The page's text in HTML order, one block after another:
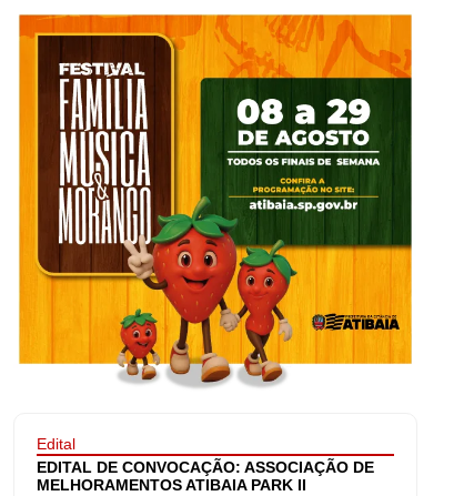
Edital
EDITAL DE CONVOCAÇÃO: ASSOCIAÇÃO DE
MELHORAMENTOS ATIBAIA PARK II